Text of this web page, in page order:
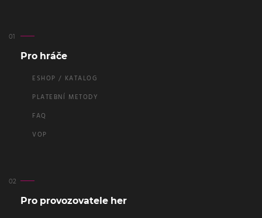
Pro hráče
ESHOP / KATALOG
PLATEBNÍ METODY
FAQ
VOP
Pro provozovatele her